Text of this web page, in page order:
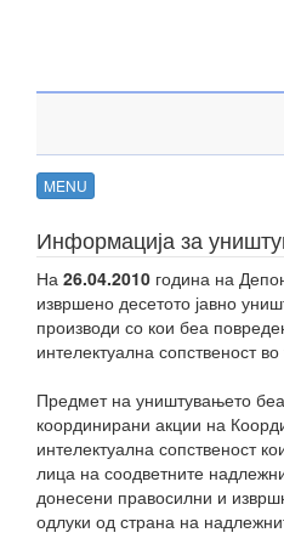
MENU
Информација за
На 26.04.2010 година на
извршено десетото јавно
производи со кои беа
интелектуална сопственост
Предмет на уништувањето
координирани акции на
интелектуална сопственост
лица на соодветните
донесени правосилни и
одлуки од страна на